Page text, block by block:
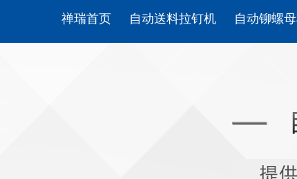
禅瑞首页 自动送料拉钉机 自动铆螺